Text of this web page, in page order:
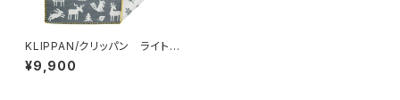
KLIPPAN/クリッパン ライトコ
ットン ミニブランケット フォレ
スト ブランケット
¥9,900